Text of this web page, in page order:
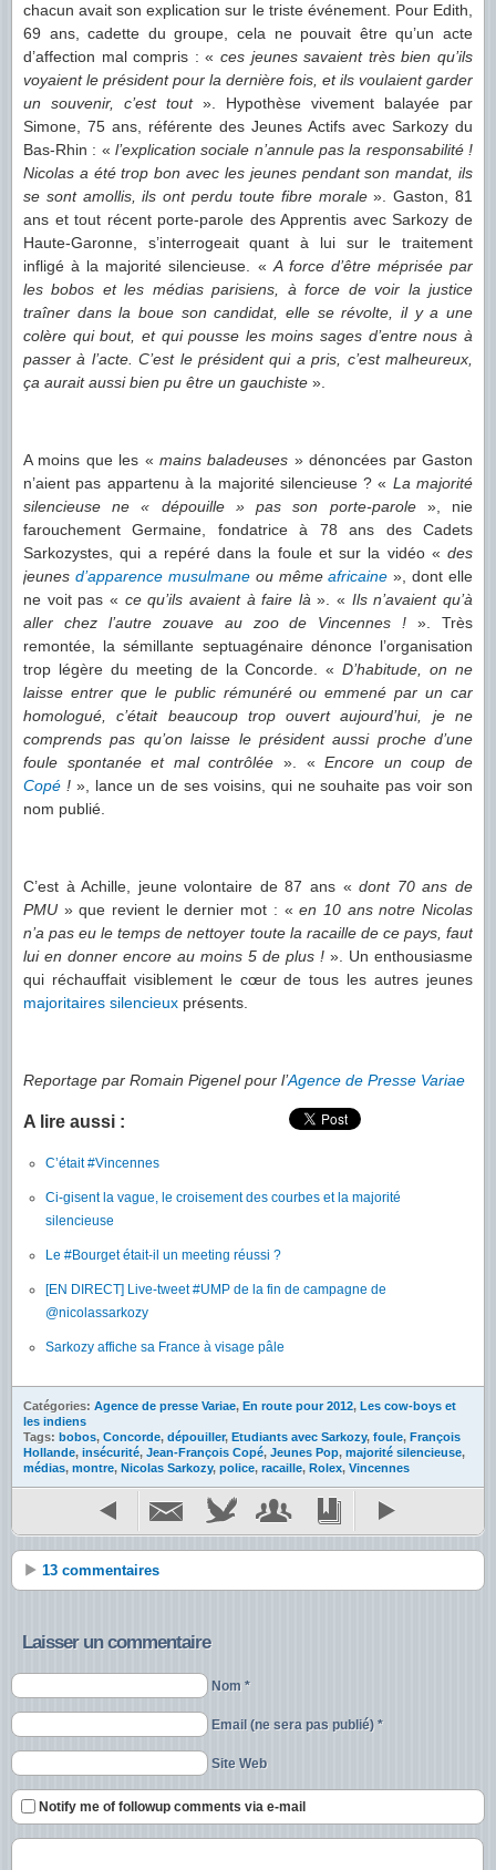
chacun avait son explication sur le triste événement. Pour Edith,
69 ans, cadette du groupe, cela ne pouvait être qu’un acte
d’affection mal compris : « ces jeunes savaient très bien qu’ils
voyaient le président pour la dernière fois, et ils voulaient garder
un souvenir, c’est tout». Hypothèse vivement balayée par
Simone, 75 ans, référente des Jeunes Actifs avec Sarkozy du
Bas-Rhin : « l’explication sociale n’annule pas la responsabilité !
Nicolas a été trop bon avec les jeunes pendant son mandat, ils
se sont amollis, ils ont perdu toute fibre morale». Gaston, 81
ans et tout récent porte-parole des Apprentis avec Sarkozy de
Haute-Garonne, s’interrogeait quant à lui sur le traitement
infligé à la majorité silencieuse. « A force d’être méprisée par
les bobos et les médias parisiens, à force de voir la justice
traîner dans la boue son candidat, elle se révolte, il y a une
colère qui bout, et qui pousse les moins sages d’entre nous à
passer à l’acte. C’est le président qui a pris, c’est malheureux,
ça aurait aussi bien pu être un gauchiste ».
A moins que les « mains baladeuses » dénoncées par Gaston
n’aient pas appartenu à la majorité silencieuse ? « La majorité
silencieuse ne « dépouille » pas son porte-parole», nie
farouchement Germaine, fondatrice à 78 ans des Cadets
Sarkozystes, qui a repéré dans la foule et sur la vidéo « des
jeunes d’apparence musulmaneou mêmeafricaine », dont elle
ne voit pas « ce qu’ils avaient à faire là ». « Ils n’avaient qu’à
aller chez l’autre zouave au zoo de Vincennes ! ». Très
remontée, la sémillante septuagénaire dénonce l’organisation
trop légère du meeting de la Concorde. «D’habitude, on ne
laisse entrer que le public rémunéré ou emmené par un car
homologué, c’était beaucoup trop ouvert aujourd’hui, je ne
comprends pas qu’on laisse le président aussi proche d’une
foule spontanée et mal contrôlée ». «Encore un coup de
Copé !», lance un de ses voisins, qui ne souhaite pas voir son
nom publié.
C’est à Achille, jeune volontaire de 87 ans «dont 70 ans de
PMU » que revient le dernier mot : «en 10 ans notre Nicolas
n’a pas eu le temps de nettoyer toute la racaille de ce pays, faut
lui en donner encore au moins 5 de plus ! ». Un enthousiasme
qui réchauffait visiblement le cœur de tous les autres jeunes
majoritaires silencieux présents.
Reportage par Romain Pigenel pour l’Agence de Presse Variae
A lire aussi :
C’était #Vincennes
Ci-gisent la vague, le croisement des courbes et la majorité
silencieuse
Le #Bourget était-il un meeting réussi ?
[EN DIRECT] Live-tweet #UMP de la fin de campagne de
@nicolassarkozy
Sarkozy affiche sa France à visage pâle
Catégories: Agence de presse Variae, En route pour 2012, Les cow-boys et
les indiens
Tags: bobos, Concorde, dépouiller, Etudiants avec Sarkozy, foule, François
Hollande, insécurité, Jean-François Copé, Jeunes Pop, majorité silencieuse,
médias, montre, Nicolas Sarkozy, police, racaille, Rolex, Vincennes
13 commentaires
Laisser un commentaire
Nom *
Email (ne sera pas publié) *
Site Web
Notify me of followup comments via e-mail